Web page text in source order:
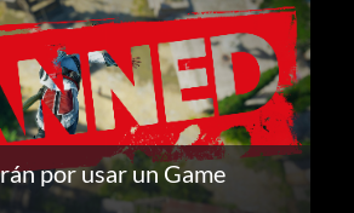
por usar un Game